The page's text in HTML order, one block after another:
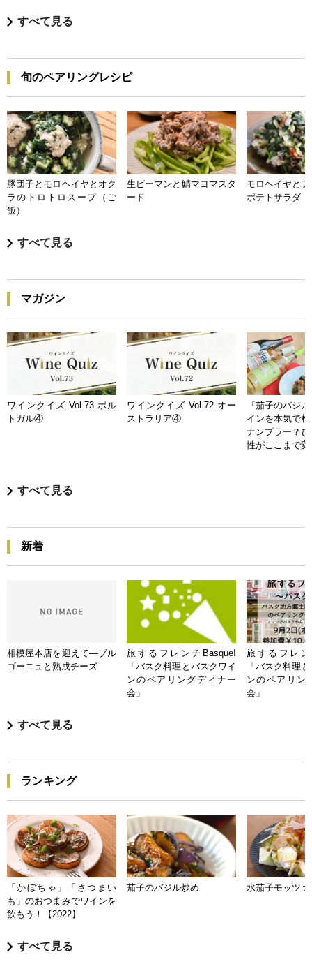
すべて見る
旬のペアリングレシピ
豚団子とモロヘイヤとオク
ラのトロトロスープ（ご
飯）
生ピーマンと鯖マヨマスタ
ード
モロヘイヤと
ポテトサラダ
すべて見る
マガジン
ワインクイズ Vol.73 ポル
トガル④
ワインクイズ Vol.72 オー
ストラリア④
『茄子のバジ
インを本気で
ナンプラー？
性がここまで
すべて見る
新着
相模屋本店を迎えて―ブル
ゴーニュと熟成チーズ
旅するフレンチBasque!
「バスク料理とバスクワイ
ンのペアリングディナー
会」
旅するフレン
「バスク料理
ンのペアリン
会」
すべて見る
ランキング
「かぼちゃ」「さつまい
も」のおつまみでワインを
飲もう！【2022】
茄子のバジル炒め 水茄子モッツァ
すべて見る